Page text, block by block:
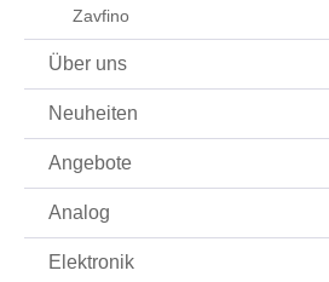
Zavfino
Über uns
Neuheiten
Angebote
Analog
Elektronik